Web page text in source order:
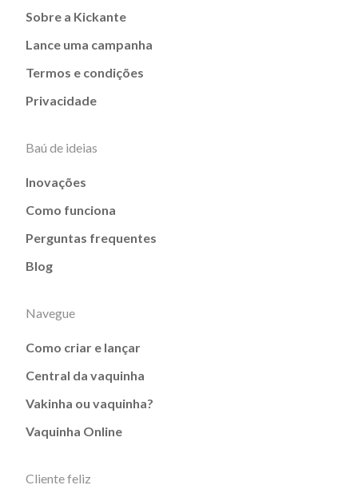
Sobre a Kickante
Lance uma campanha
Termos e condições
Privacidade
Baú de ideias
Inovações
Como funciona
Perguntas frequentes
Blog
Navegue
Como criar e lançar
Central da vaquinha
Vakinha ou vaquinha?
Vaquinha Online
Cliente feliz